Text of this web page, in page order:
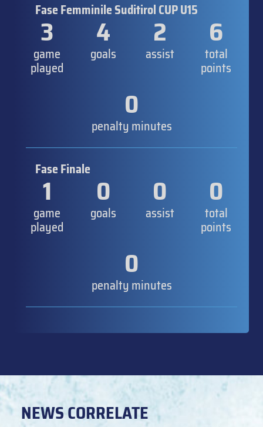
Fase Femminile Suditirol CUP U15
3
game
played
4
goals
2
assist
6
total
points
0
penalty minutes
Fase Finale
1
game
played
0
goals
0
assist
0
total
points
0
penalty minutes
NEWS CORRELATE